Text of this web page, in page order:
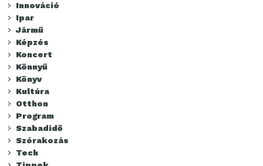
Innováció
Ipar
Jármű
Képzés
Koncert
Könnyű
Könyv
Kultúra
Otthon
Program
Szabadidő
Szórakozás
Tech